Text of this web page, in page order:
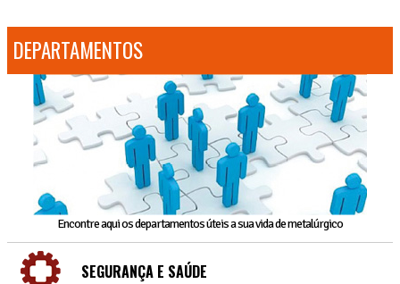
DEPARTAMENTOS
Encontre aqui os departamentos úteis a sua vida de metalúrgico
SEGURANÇA E SAÚDE